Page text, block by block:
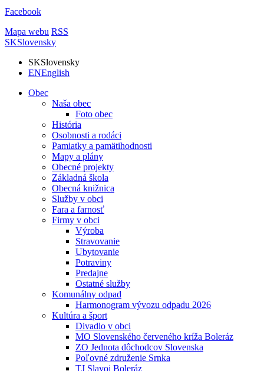
Facebook
Mapa webu RSS
SKSlovensky
SKSlovensky
ENEnglish
Obec
Naša obec
Foto obec
História
Osobnosti a rodáci
Pamiatky a pamätihodnosti
Mapy a plány
Obecné projekty
Základná škola
Obecná knižnica
Služby v obci
Fara a farnosť
Firmy v obci
Výroba
Stravovanie
Ubytovanie
Potraviny
Predajne
Ostatné služby
Komunálny odpad
Harmonogram vývozu odpadu 2026
Kultúra a šport
Divadlo v obci
MO Slovenského červeného kríža Boleráz
ZO Jednota dôchodcov Slovenska
Poľovné združenie Srnka
TJ Slavoj Boleráz